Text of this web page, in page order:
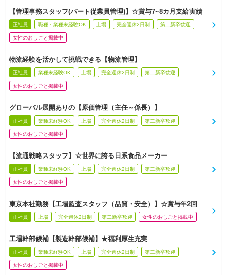
【管理事務スタッフ(パート従業員管理)】☆賞与7~8カ月支給実績
正社員 職種・業種未経験OK 上場 完全週休2日制 第二新卒歓迎
女性のおしごと掲載中
物流経験を活かして挑戦できる【物流管理】
正社員 業種未経験OK 上場 完全週休2日制 第二新卒歓迎
女性のおしごと掲載中
グローバル展開ありの【原価管理（主任～係長）】
正社員 業種未経験OK 上場 完全週休2日制 第二新卒歓迎
女性のおしごと掲載中
【流通戦略スタッフ】☆世界に誇る日系食品メーカー
正社員 業種未経験OK 上場 完全週休2日制 第二新卒歓迎
女性のおしごと掲載中
東京本社勤務【工場監査スタッフ（品質・安全）】☆賞与年2回
正社員 上場 完全週休2日制 第二新卒歓迎 女性のおしごと掲載中
工場幹部候補【製造幹部候補】★福利厚生充実
正社員 業種未経験OK 上場 完全週休2日制 第二新卒歓迎
女性のおしごと掲載中